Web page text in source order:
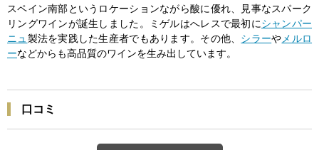
スペイン南部というロケーションながら酸に優れ、見事なスパーク
リングワインが誕生しました。ミゲルはへレスで最初にシャンパー
ニュ 製法を実践した生産者でもあります。その他、 シラーや メルロ
ーなどからも高品質のワインを生み出しています。
口コミ